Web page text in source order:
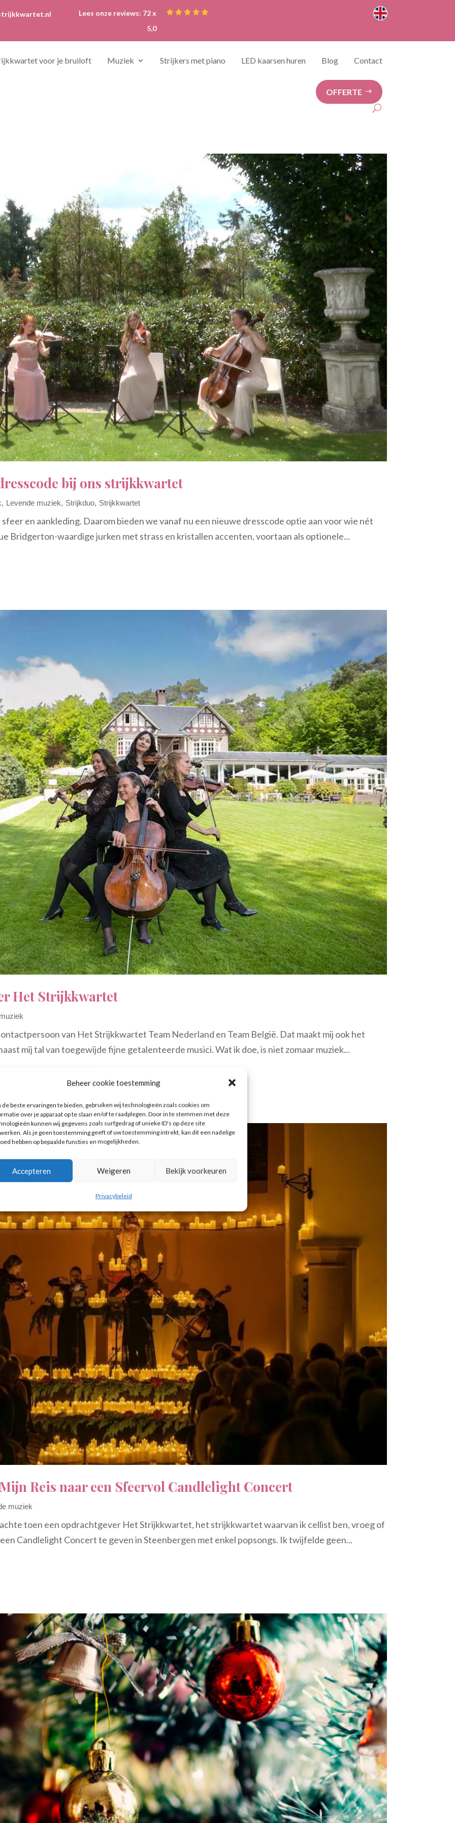
Beheer cookie toestemming
de beste ervaringen te bieden, gebruiken wij technologieën zoals cookies om
over je apparaat op te slaan en/of te raadplegen. Door in te stemmen met deze
kunnen wij gegevens zoals surfgedrag of unieke ID's op deze site
Als je geen toestemming geeft of uw toestemming intrekt, kan dit een nadelige
hebben op bepaalde functies en mogelijkheden.
Accepteren Weigeren Bekijk voorkeuren
Privacybeleid
Lees onze reviews: 72 x
5,0
voor je bruiloft Muziek Strijkers met piano LED kaarsen huren Blog Contact
OFFERTE
bij ons strijkkwartet
Levende muziek Strijkduo Strijkkwartet
en aankleding. Daarom bieden we vanaf nu een nieuwe dresscode optie aan voor wie nét
Bridgerton-waardige jurken met strass en kristallen accenten, voortaan als optionele...
Het Strijkkwartet
van Het Strijkkwartet Team Nederland en Team België. Dat maakt mij ook het
mij tal van toegewijde fijne getalenteerde musici. Wat ik doe, is niet zomaar muziek...
Reis naar een Sfeervol Candlelight Concert
muziek
toen een opdrachtgever Het Strijkkwartet, het strijkkwartet waarvan ik cellist ben, vroeg of
Candlelight Concert te geven in Steenbergen met enkel popsongs. Ik twijfelde geen...